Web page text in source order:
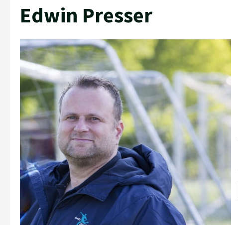
Edwin Presser